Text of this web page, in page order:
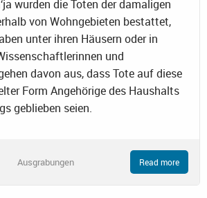
wurden die Toten der damaligen
von Wohngebieten bestattet,
unter ihren Häusern oder in
und
davon aus, dass Tote auf diese
Form Angehörige des Haushalts
geblieben seien.
Ausgrabungen Read more